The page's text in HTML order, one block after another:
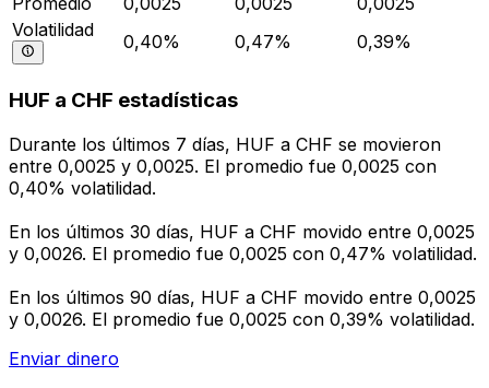
Volatilidad
0,40% 0,47% 0,39%
HUF a CHF estadísticas
Durante los últimos 7 días, HUF a CHF se movieron
entre 0,0025 y 0,0025. El promedio fue 0,0025 con
0,40% volatilidad.
En los últimos 30 días, HUF a CHF movido entre 0,0025
y 0,0026. El promedio fue 0,0025 con 0,47% volatilidad.
En los últimos 90 días, HUF a CHF movido entre 0,0025
y 0,0026. El promedio fue 0,0025 con 0,39% volatilidad.
Enviar dinero